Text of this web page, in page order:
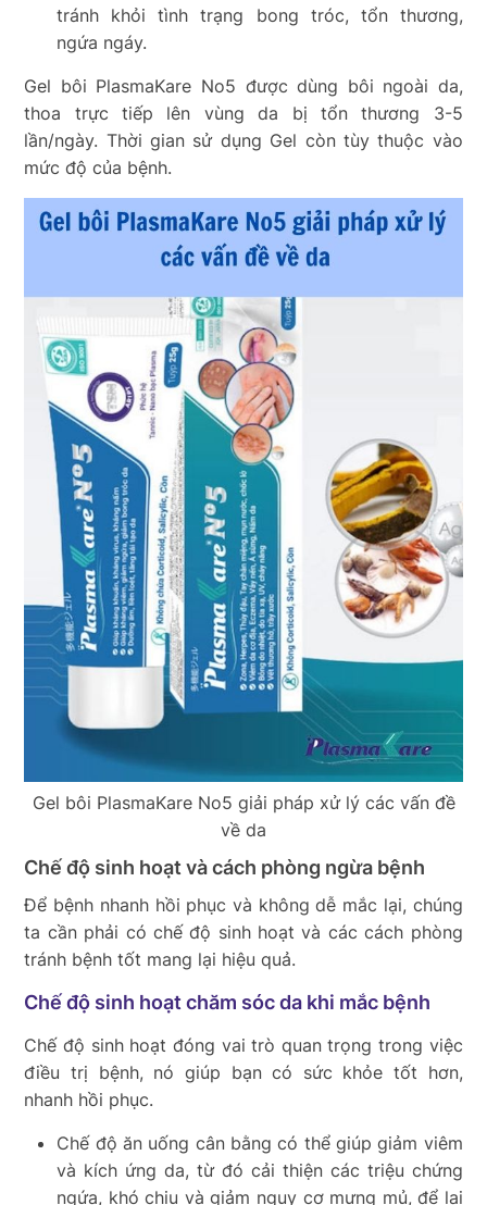
tránh khỏi tình trạng bong tróc, tổn thương,
ngứa ngáy.
Gel bôi PlasmaKare No5 được dùng bôi ngoài da,
thoa trực tiếp lên vùng da bị tổn thương 3-5
lần/ngày. Thời gian sử dụng Gel còn tùy thuộc vào
mức độ của bệnh.
Gel bôi PlasmaKare No5 giải pháp xử lý các vấn đề
về da
Chế độ sinh hoạt và cách phòng ngừa bệnh
Để bệnh nhanh hồi phục và không dễ mắc lại, chúng
ta cần phải có chế độ sinh hoạt và các cách phòng
tránh bệnh tốt mang lại hiệu quả.
Chế độ sinh hoạt chăm sóc da khi mắc bệnh
Chế độ sinh hoạt đóng vai trò quan trọng trong việc
điều trị bệnh, nó giúp bạn có sức khỏe tốt hơn,
nhanh hồi phục.
Chế độ ăn uống cân bằng có thể giúp giảm viêm
và kích ứng da, từ đó cải thiện các triệu chứng
ngứa, khó chịu và giảm nguy cơ mưng mủ, để lại